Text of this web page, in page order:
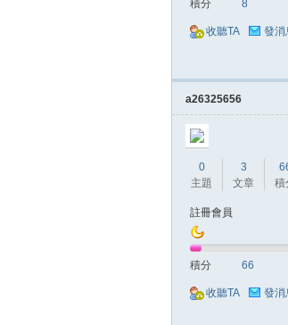
積分 8
收聽TA 發消
a26325656
0
主題
3
文章
積
註冊會員
積分 66
收聽TA 發消